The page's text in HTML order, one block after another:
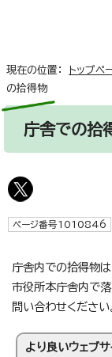
現在の位置： トップペ
の拾得物
庁舎での拾
ページ番号1010846
庁舎内での拾得物は
市役所本庁舎内で
問い合わせください
より良いウェブ